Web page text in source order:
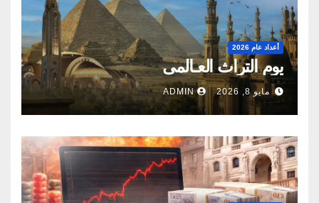
أعداد عام 2026
يوم التراث العـالمى
مايو 8, 2026 ADMIN